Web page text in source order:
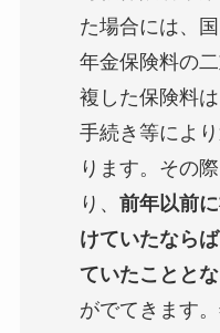
た場合には、
年金保険料の
複した保険料
手続き等によ
ります。その
り、 前年以前
けていたなら
ていたことと
がでてきます